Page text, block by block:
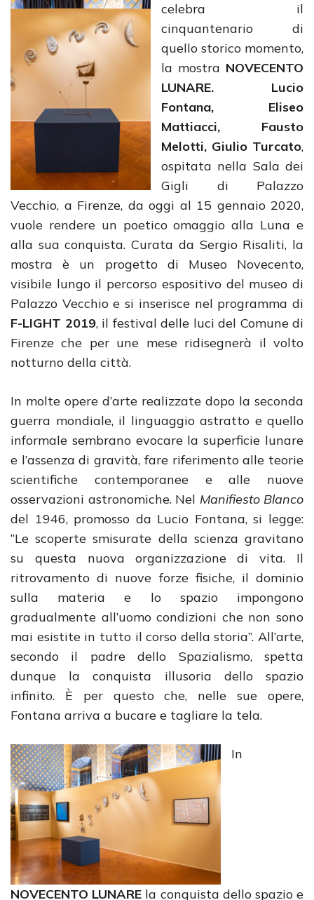
celebra il
cinquantenario di
quello storico momento,
la mostra NOVECENTO
LUNARE. Lucio
Fontana, Eliseo
Mattiacci, Fausto
Melotti, Giulio Turcato,
ospitata nella Sala dei
Gigli di Palazzo
Vecchio, a Firenze, da oggi al 15 gennaio 2020,
vuole rendere un poetico omaggio alla Luna e
alla sua conquista. Curata da Sergio Risaliti, la
mostra è un progetto di Museo Novecento,
visibile lungo il percorso espositivo del museo di
Palazzo Vecchio e si inserisce nel programma di
F-LIGHT 2019, il festival delle luci del Comune di
Firenze che per une mese ridisegnerà il volto
notturno della città.
In molte opere d’arte realizzate dopo la seconda
guerra mondiale, il linguaggio astratto e quello
informale sembrano evocare la superficie lunare
e l’assenza di gravità, fare riferimento alle teorie
scientifiche contemporanee e alle nuove
osservazioni astronomiche. Nel Manifiesto Blanco
del 1946, promosso da Lucio Fontana, si legge:
“Le scoperte smisurate della scienza gravitano
su questa nuova organizzazione di vita. Il
ritrovamento di nuove forze fisiche, il dominio
sulla materia e lo spazio impongono
gradualmente all’uomo condizioni che non sono
mai esistite in tutto il corso della storia”. All’arte,
secondo il padre dello Spazialismo, spetta
dunque la conquista illusoria dello spazio
infinito. È per questo che, nelle sue opere,
Fontana arriva a bucare e tagliare la tela.
In
NOVECENTO LUNARE la conquista dello spazio e